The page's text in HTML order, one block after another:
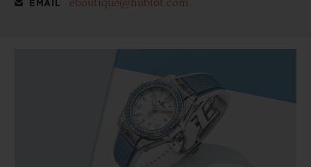
EMAIL eboutique@hublot.com